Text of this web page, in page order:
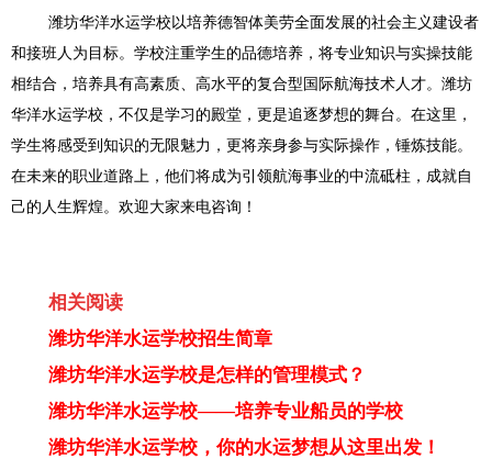
潍坊华洋水运学校以培养德智体美劳全面发展的社会主义建设者
和接班人为目标。学校注重学生的品德培养，将专业知识与实操技能
相结合，培养具有高素质、高水平的复合型国际航海技术人才。潍坊
华洋水运学校，不仅是学习的殿堂，更是追逐梦想的舞台。在这里，
学生将感受到知识的无限魅力，更将亲身参与实际操作，锤炼技能。
在未来的职业道路上，他们将成为引领航海事业的中流砥柱，成就自
己的人生辉煌。 欢迎大家来电咨询！
相关阅读
潍坊华洋水运学校招生简章
潍坊华洋水运学校是怎样的管理模式？
潍坊华洋水运学校——培养专业船员的学校
潍坊华洋水运学校，你的水运梦想从这里出发！